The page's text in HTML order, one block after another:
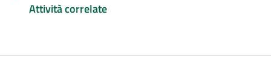
Attività correlate